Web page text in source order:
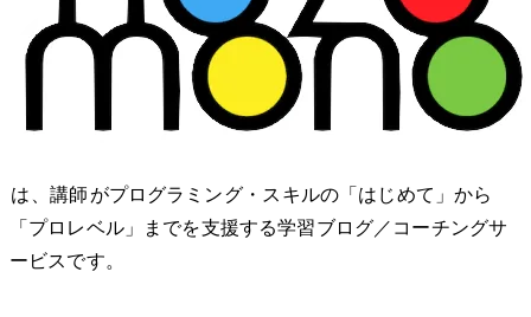
nozomono は、講師 shibomb がプログラミング・IT スキルの「はじめて」から
「プロレベル」までを支援する学習ブログ／コーチングサ
ービスです。